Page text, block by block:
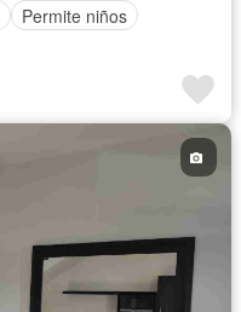
Permite niños